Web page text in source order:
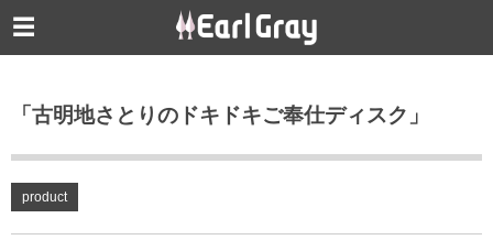
「古明地さとりのドキドキご奉仕ディスク」
product